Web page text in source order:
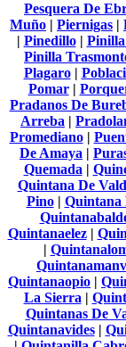
Pesquera De
Muño | Piernigas |
| Pinedillo|
Pinilla
Plagaro|
Pomar|
Pradanos De
Arreba |
Promediano|
De Amaya |
Quemada|
Quintana De
Pino| Quintana
Quintanaelez|
|
Quintanaopio |
La Sierra|
Quintanas De
Quintanavides|